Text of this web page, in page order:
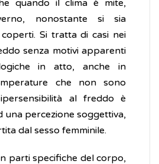
quando il clima è mite,
nonostante si sia
Si tratta di casi nei
senza motivi apparenti
in atto, anche in
che non sono
al freddo è
una percezione soggettiva,
dal sesso femminile.
parti specifiche del corpo,